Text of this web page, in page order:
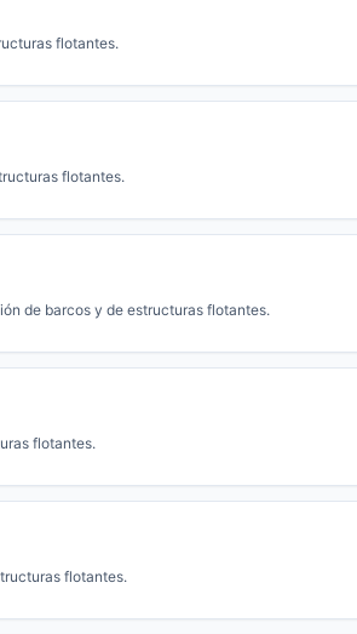
flotantes.
flotantes.
de barcos y de estructuras flotantes.
flotantes.
flotantes.